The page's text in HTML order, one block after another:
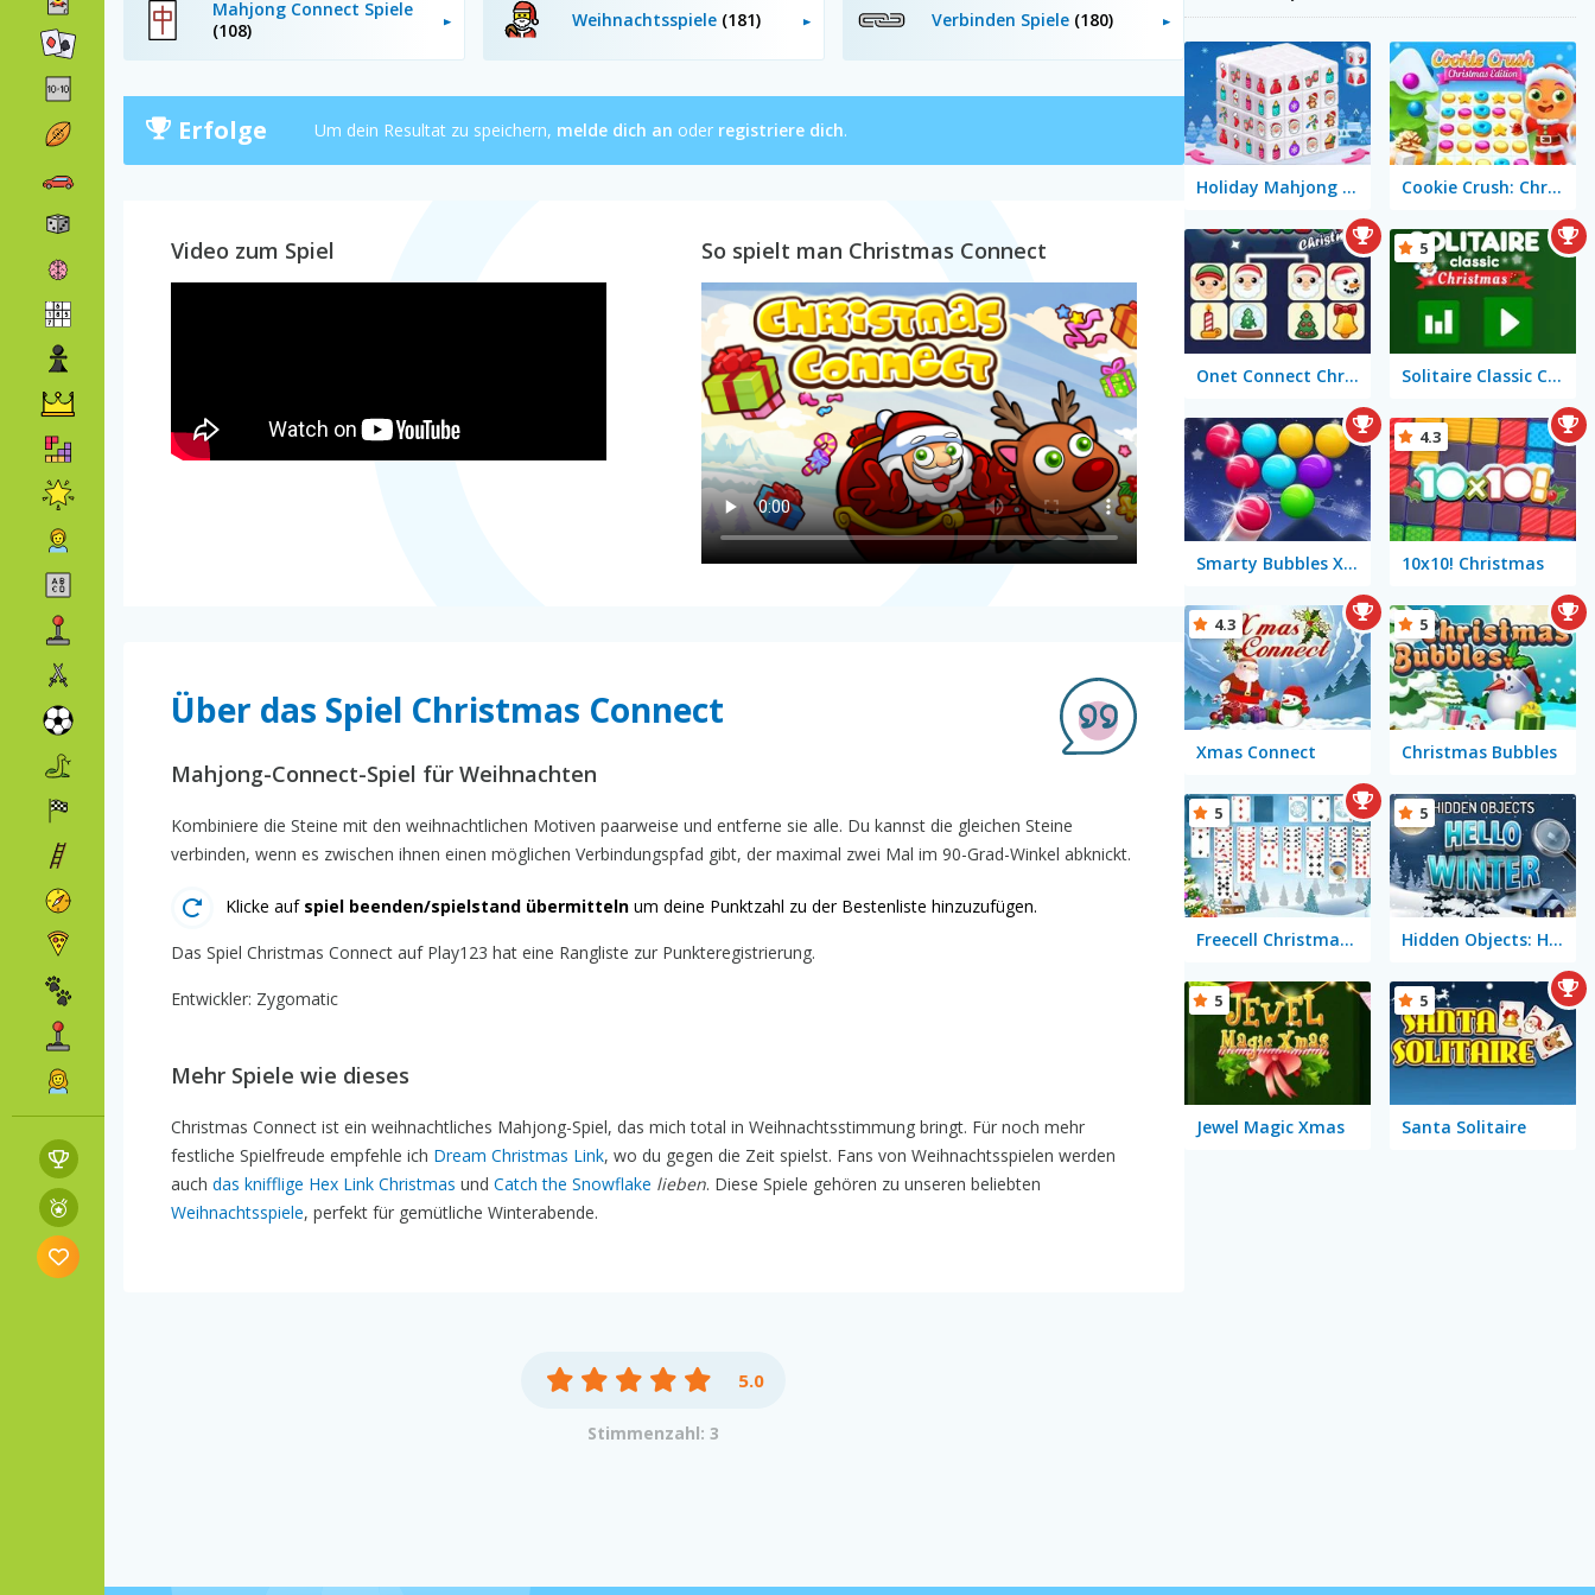
Mahjong Connect Spiele
(108)
Weihnachtsspiele (181) Verbinden Spiele (180)
Erfolge Um dein Resultat zu speichern, melde dich an oder registriere dich.
Video zum Spiel So spielt man Christmas Connect
Über das Spiel Christmas Connect
Mahjong-Connect-Spiel für Weihnachten
Kombiniere die Steine mit den weihnachtlichen Motiven paarweise und entferne sie alle. Du kannst die gleichen Steine
verbinden, wenn es zwischen ihnen einen möglichen Verbindungspfad gibt, der maximal zwei Mal im 90-Grad-Winkel abknickt.
Klicke auf spiel beenden/spielstand übermitteln um deine Punktzahl zu der Bestenliste hinzuzufügen.
Das Spiel Christmas Connect auf Play123 hat eine Rangliste zur Punkteregistrierung.
Entwickler: Zygomatic
Mehr Spiele wie dieses
Christmas Connect ist ein weihnachtliches Mahjong-Spiel, das mich total in Weihnachtsstimmung bringt. Für noch mehr
festliche Spielfreude empfehle ich Dream Christmas Link, wo du gegen die Zeit spielst. Fans von Weihnachtsspielen werden
auch das knifflige Hex Link Christmas und Catch the Snowflake lieben. Diese Spiele gehören zu unseren beliebten
Weihnachtsspiele, perfekt für gemütliche Winterabende.
5.0
Stimmenzahl: 3
Holiday Mahjong Dimensions Cookie Crush: Christmas Edition
Onet Connect Christmas Solitaire Classic Christmas
5
Smarty Bubbles X-MAS Edition 10x10! Christmas
4.3
Xmas Connect
4.3
Christmas Bubbles
5
Freecell Christmas Solitaire
5
Hidden Objects: Hello Winter
5
Jewel Magic Xmas
5
Santa Solitaire
5